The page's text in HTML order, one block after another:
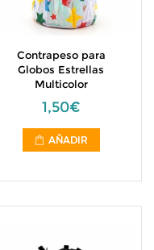
Contrapeso para
Globos Estrellas
Multicolor
1,50€
AÑADIR